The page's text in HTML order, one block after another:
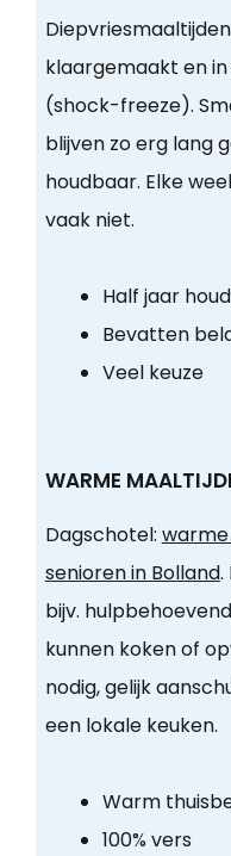
klaargemaakt en
(shock-freeze).
blijven zo erg lang
houdbaar. Elke
vaak niet.
Half jaar
Bevatten
Veel keuze
WARME
Dagschotel:
senioren in Bolland.
bijv.
kunnen koken of
nodig, gelijk
een lokale keuken.
Warm
100% vers